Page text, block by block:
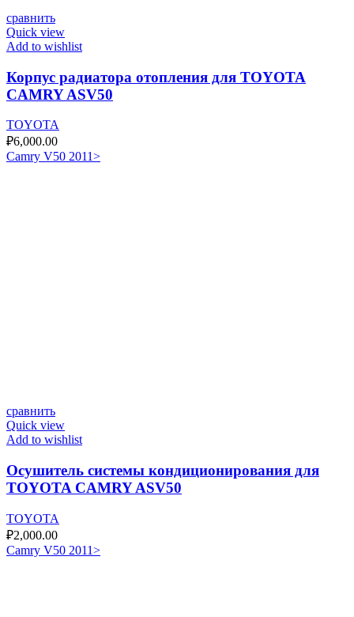
сравнить
Quick view
Add to wishlist
Корпус радиатора отопления для TOYOTA
CAMRY ASV50
TOYOTA
₽6,000.00
Camry V50 2011>
сравнить
Quick view
Add to wishlist
Осушитель системы кондиционирования для
TOYOTA CAMRY ASV50
TOYOTA
₽2,000.00
Camry V50 2011>